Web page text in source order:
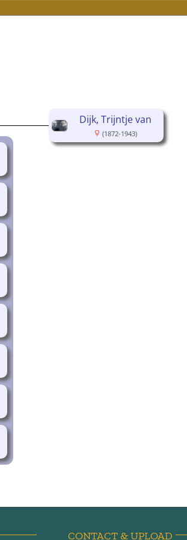
Dijk, Trijntje van
(1872-1943)
CONTACT & UPLOAD